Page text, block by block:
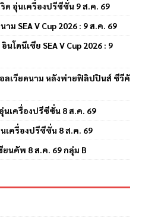
อุ่นเครื่องปรีซีซั่น 9 ส.ค. 69
ม SEA V Cup 2026 : 9 ส.ค. 69
ดนีเซีย SEA V Cup 2026 : 9
ลเวียดนาม หลังพ่ายฟิลิปปินส์ ซีวีคั
เครื่องปรีซีซั่น 8 ส.ค. 69
เครื่องปรีซีซั่น 8 ส.ค. 69
นคัพ 8 ส.ค. 69 กลุ่ม B